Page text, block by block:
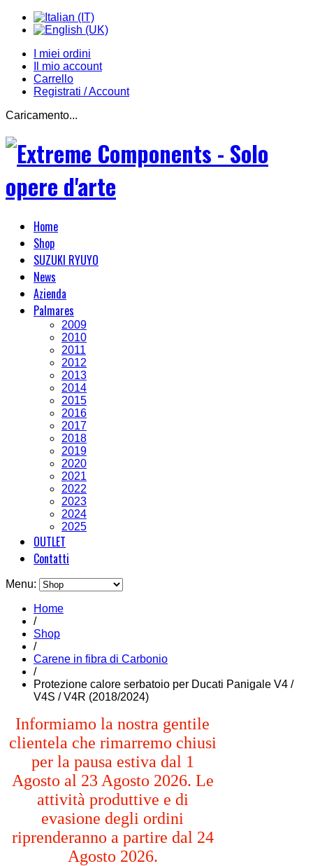
I miei ordini
Il mio account
Carrello
Registrati / Account
Caricamento...
Home
Shop
SUZUKI RYUYO
News
Azienda
Palmares
2009
2010
2011
2012
2013
2014
2015
2016
2017
2018
2019
2020
2021
2022
2023
2024
2025
OUTLET
Contatti
Menu:
Home
/
Shop
/
Carene in fibra di Carbonio
/
Protezione calore serbatoio per Ducati Panigale V4 /
V4S / V4R (2018/2024)
Informiamo la nostra gentile
clientela che rimarremo chiusi
per la pausa estiva dal 1
Agosto al 23 Agosto 2026. Le
attività produttive e di
evasione degli ordini
riprenderanno a partire dal 24
Agosto 2026.